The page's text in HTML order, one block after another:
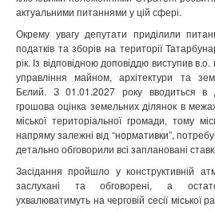
актуальними питаннями у цій сфері.
Окрему увагу депутати приділили
податків та зборів на території
рік. Із відповідною доповіддю виступив
управління майном, архітектури та
Бєлий. З 01.01.2027 року вводиться в
грошова оцінка земельних ділянок в
міської територіальної громади, тому
напряму залежні від “нормативки”,
детально обговорили всі заплановані
Засідання пройшло у конструктивній
заслухані та обговорені, а
ухвалюватимуть на черговій сесії міської